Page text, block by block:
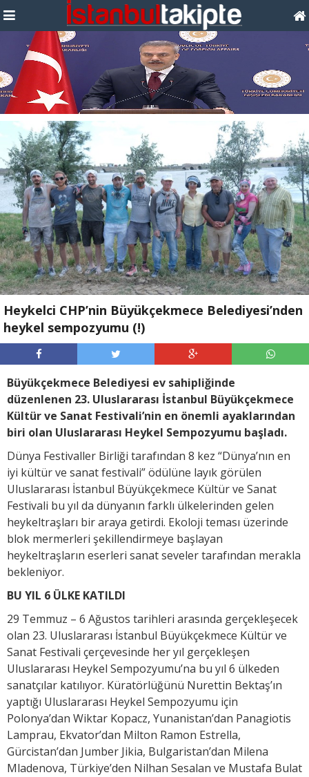
Heykelci CHP’nin Büyükçekmece Belediyesi’nden
heykel sempozyumu (!)
Büyükçekmece Belediyesi ev sahipliğinde
düzenlenen 23. Uluslararası İstanbul Büyükçekmece
Kültür ve Sanat Festivali’nin en önemli ayaklarından
biri olan Uluslararası Heykel Sempozyumu başladı.
Dünya Festivaller Birliği tarafından 8 kez “Dünya’nın en
iyi kültür ve sanat festivali” ödülüne layık görülen
Uluslararası İstanbul Büyükçekmece Kültür ve Sanat
Festivali bu yıl da dünyanın farklı ülkelerinden gelen
heykeltraşları bir araya getirdi. Ekoloji teması üzerinde
blok mermerleri şekillendirmeye başlayan
heykeltraşların eserleri sanat seveler tarafından merakla
bekleniyor.
BU YIL 6 ÜLKE KATILDI
29 Temmuz – 6 Ağustos tarihleri arasında gerçekleşecek
olan 23. Uluslararası İstanbul Büyükçekmece Kültür ve
Sanat Festivali çerçevesinde her yıl gerçekleşen
Uluslararası Heykel Sempozyumu’na bu yıl 6 ülkeden
sanatçılar katılıyor. Küratörlüğünü Nurettin Bektaş’ın
yaptığı Uluslararası Heykel Sempozyumu için
Polonya’dan Wiktar Kopacz, Yunanistan’dan Panagiotis
Lamprau, Ekvator’dan Milton Ramon Estrella,
Gürcistan’dan Jumber Jikia, Bulgaristan’dan Milena
Mladenova, Türkiye’den Nilhan Sesalan ve Mustafa Bulat